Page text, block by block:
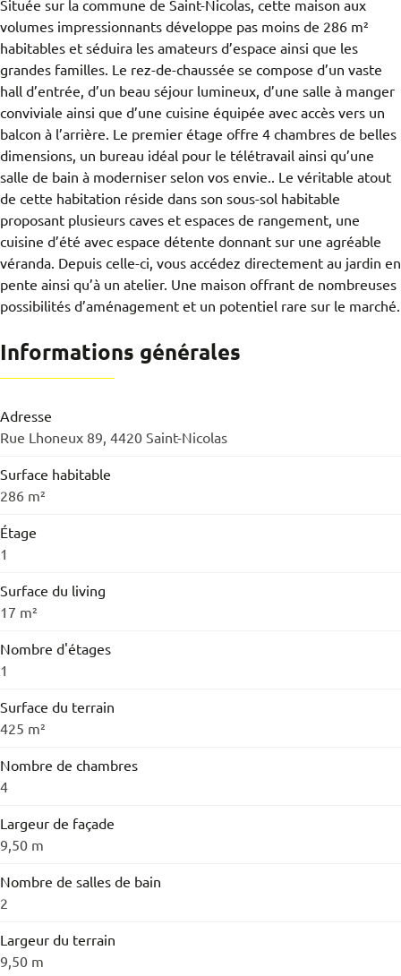
Située sur la commune de Saint-Nicolas, cette maison aux
volumes impressionnants développe pas moins de 286 m²
habitables et séduira les amateurs d’espace ainsi que les
grandes familles. Le rez-de-chaussée se compose d’un vaste
hall d’entrée, d’un beau séjour lumineux, d’une salle à manger
conviviale ainsi que d’une cuisine équipée avec accès vers un
balcon à l’arrière. Le premier étage offre 4 chambres de belles
dimensions, un bureau idéal pour le télétravail ainsi qu’une
salle de bain à moderniser selon vos envie.. Le véritable atout
de cette habitation réside dans son sous-sol habitable
proposant plusieurs caves et espaces de rangement, une
cuisine d’été avec espace détente donnant sur une agréable
véranda. Depuis celle-ci, vous accédez directement au jardin en
pente ainsi qu’à un atelier. Une maison offrant de nombreuses
possibilités d’aménagement et un potentiel rare sur le marché.
Informations générales
Adresse
Rue Lhoneux 89, 4420 Saint-Nicolas
Surface habitable
286 m²
Étage
1
Surface du living
17 m²
Nombre d'étages
1
Surface du terrain
425 m²
Nombre de chambres
4
Largeur de façade
9,50 m
Nombre de salles de bain
2
Largeur du terrain
9,50 m